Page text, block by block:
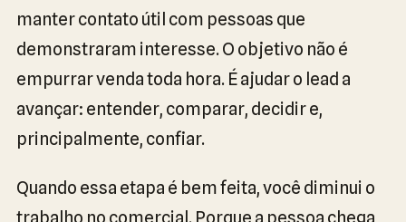
manter contato útil com pessoas que
demonstraram interesse. O objetivo não é
empurrar venda toda hora. É ajudar o lead a
avançar: entender, comparar, decidir e,
principalmente, confiar.
Quando essa etapa é bem feita, você diminui o
trabalho no comercial. Porque a pessoa chega